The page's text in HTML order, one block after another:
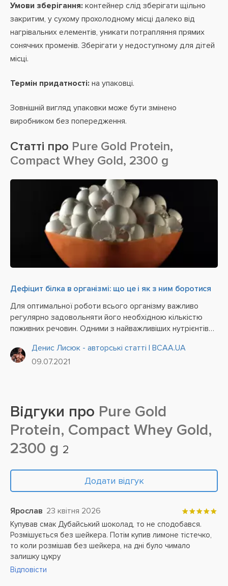
Умови зберігання: контейнер слід зберігати щільно
закритим, у сухому прохолодному місці далеко від
нагрівальних елементів, уникати потрапляння прямих
сонячних променів. Зберігати у недоступному для дітей
місці.
Термін придатності: на упаковці.
Зовнішній вигляд упаковки може бути змінено
виробником без попередження.
Статті про Pure Gold Protein,
Compact Whey Gold, 2300 g
Дефіцит білка в організмі: що це і як з ним боротися
Для оптимальної роботи всього організму важливо
регулярно задовольняти його необхідною кількістю
поживних речовин. Одними з найважливіших нутрієнтів
основним «будівельним» матеріалом для створення
клітин,...
Денис Лисюк - авторські статті | BCAA.UA
09.07.2021
Відгуки про Pure Gold
Protein, Compact Whey Gold,
2300 g 2
Додати відгук
Ярослав 23 квітня 2026
Купував смак Дубайський шоколад, то не сподобався.
Розмішується без шейкера. Потім купив лимоне тістечко,
то коли розмішав без шейкера, на дні було чимало
залишку цукру
Відповісти